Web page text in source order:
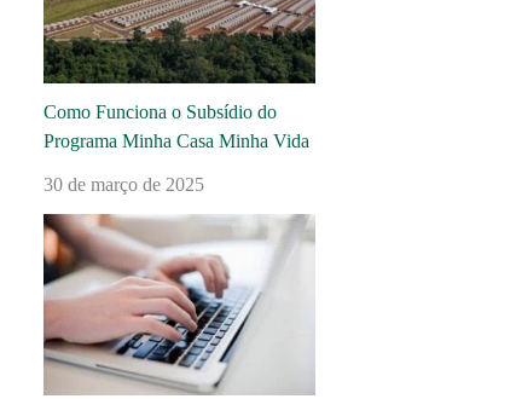
Como Funciona o Subsídio do
Programa Minha Casa Minha Vida
30 de março de 2025